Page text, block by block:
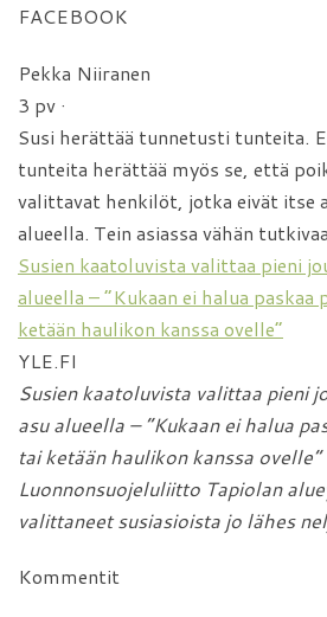
FACEBOOK
Pekka Niiranen
3 pv ·
Susi herättää tunnetusti tunteita.
tunteita herättää myös se, että
valittavat henkilöt, jotka eivät itse
alueella. Tein asiassa vähän
Susien kaatoluvista valittaa pieni
alueella – ”Kukaan ei halua
ketään haulikon kanssa ovelle”
YLE.FI
Susien kaatoluvista valittaa pieni
asu alueella – ”Kukaan ei halua
tai ketään haulikon kanssa ovelle”
Luonnonsuojeluliitto Tapiolan
valittaneet susiasioista jo lähes
Kommentit